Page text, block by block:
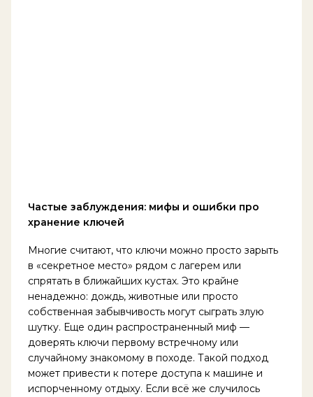
Частые заблуждения: мифы и ошибки про
хранение ключей
Многие считают, что ключи можно просто зарыть
в «секретное место» рядом с лагерем или
спрятать в ближайших кустах. Это крайне
ненадежно: дождь, животные или просто
собственная забывчивость могут сыграть злую
шутку. Еще один распространенный миф —
доверять ключи первому встречному или
случайному знакомому в походе. Такой подход
может привести к потере доступа к машине и
испорченному отдыху. Если всё же случилось